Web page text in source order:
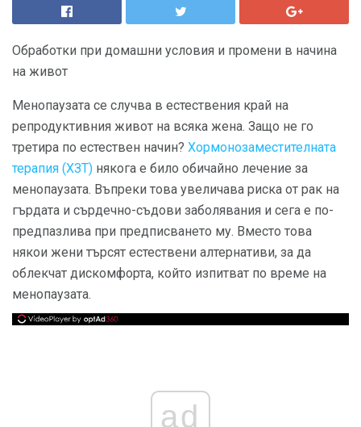
Обработки при домашни условия и промени в начина
на живот
Менопаузата се случва в естествения край на
репродуктивния живот на всяка жена. Защо не го
третира по естествен начин? Хормонозаместителната
терапия (ХЗТ) някога е било обичайно лечение за
менопаузата. Въпреки това увеличава риска от рак на
гърдата и сърдечно-съдови заболявания и сега е по-
предпазлива при предписването му. Вместо това
някои жени търсят естествени алтернативи, за да
облекчат дискомфорта, който изпитват по време на
менопаузата.
ad